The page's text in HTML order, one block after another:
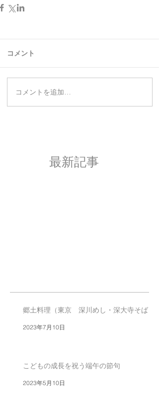
コメント
コメントを追加…
最新記事
郷土料理（東京 深川めし・深大寺そば）
2023年7月10日
こどもの成長を祝う端午の節句
2023年5月10日